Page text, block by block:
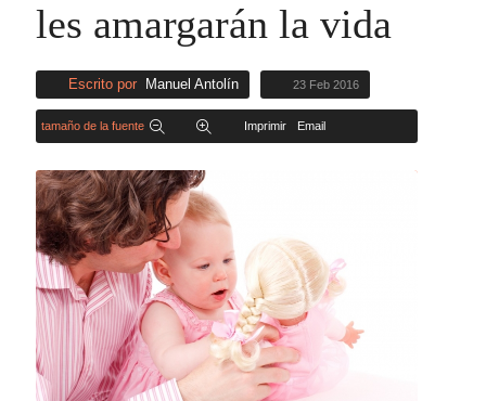
les amargarán la vida
Escrito por Manuel Antolín 23 Feb 2016
tamaño de la fuente Imprimir Email